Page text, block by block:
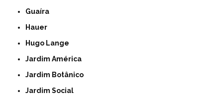
Guaíra
Hauer
Hugo Lange
Jardim América
Jardim Botânico
Jardim Social